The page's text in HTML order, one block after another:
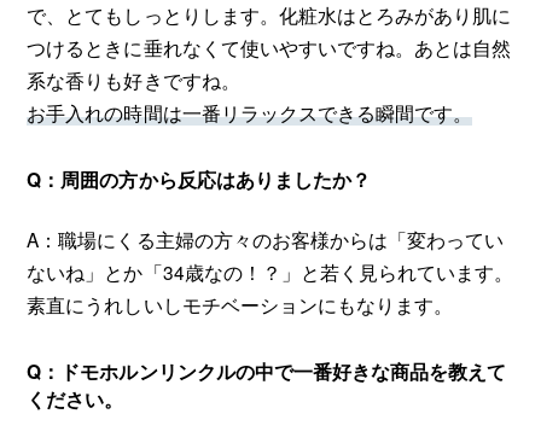
で、とてもしっとりします。化粧水はとろみがあり肌に
つけるときに垂れなくて使いやすいですね。あとは自然
系な香りも好きですね。
お手入れの時間は一番リラックスできる瞬間です。
Q：周囲の方から反応はありましたか？
A：職場にくる主婦の方々のお客様からは「変わってい
ないね」とか「34歳なの！？」と若く見られています。
素直にうれしいしモチベーションにもなります。
Q：ドモホルンリンクルの中で一番好きな商品を教えて
ください。